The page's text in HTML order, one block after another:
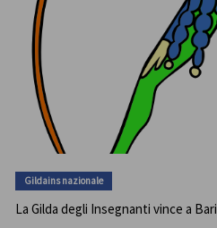
Gildains nazionale
La Gilda degli Insegnanti vince a Bari